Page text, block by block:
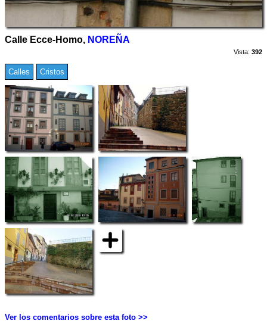
Calle Ecce-Homo, NOREÑA
Vista: 392
Calles Cristos
Ver los comentarios sobre esta foto >>